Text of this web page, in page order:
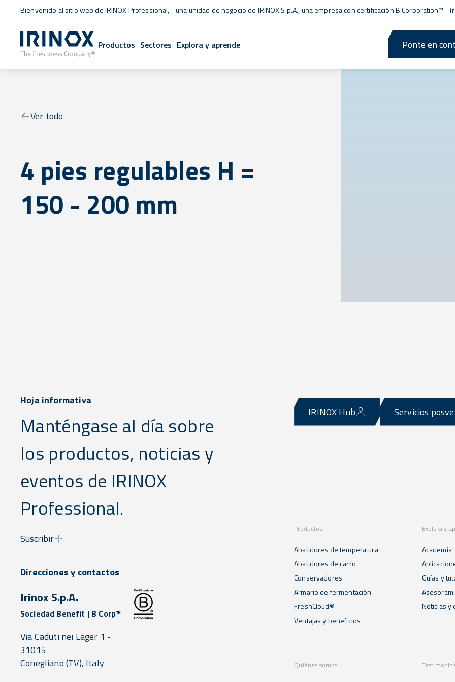
Bienvenido al sitio web de IRINOX Professional, - una unidad de negocio de IRINOX S.p.A., una empresa concertificación B Corporation™ -
Productos Sectores Explora y aprende Ponte en
Ver todo
4 pies regulables H =
150 - 200 mm
Hoja informativa
Manténgase al día sobre
los productos, noticias y
eventos de IRINOX
Professional.
Suscribir
IRINOX Hub Servicios
Productos
Abatidores de temperatura
Abatidores de carro
Conservadores
Armario de fermentación
FreshCloud®
Ventajas y beneficios
Explora y
Academia
Guías y
Noticias y
Quiénes somos
Direcciones y contactos
Irinox S.p.A.
Sociedad Benefit | B Corp™
Via Caduti nei Lager 1 -
31015
Conegliano(TV), Italy